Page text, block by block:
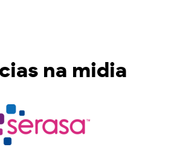
na midia